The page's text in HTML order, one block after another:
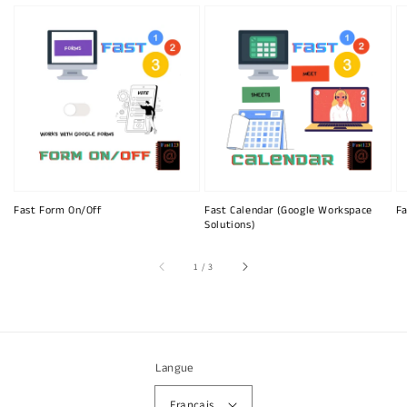
Fast Form On/Off
Fast Calendar (Google Workspace
Solutions)
1 /sur
3
Langue